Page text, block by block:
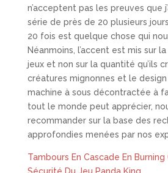
n’acceptent pas les preuves que
série de près de 20 plusieurs
20 fois est quelque chose qui
Néanmoins, l’accent est mis sur
jeux et non sur la quantité qu’ils
créatures mignonnes et le
machine à sous décontractée à
tout le monde peut apprécier,
recommander sur la base des
approfondies menées par nos
Tambours En Cascade En Burning